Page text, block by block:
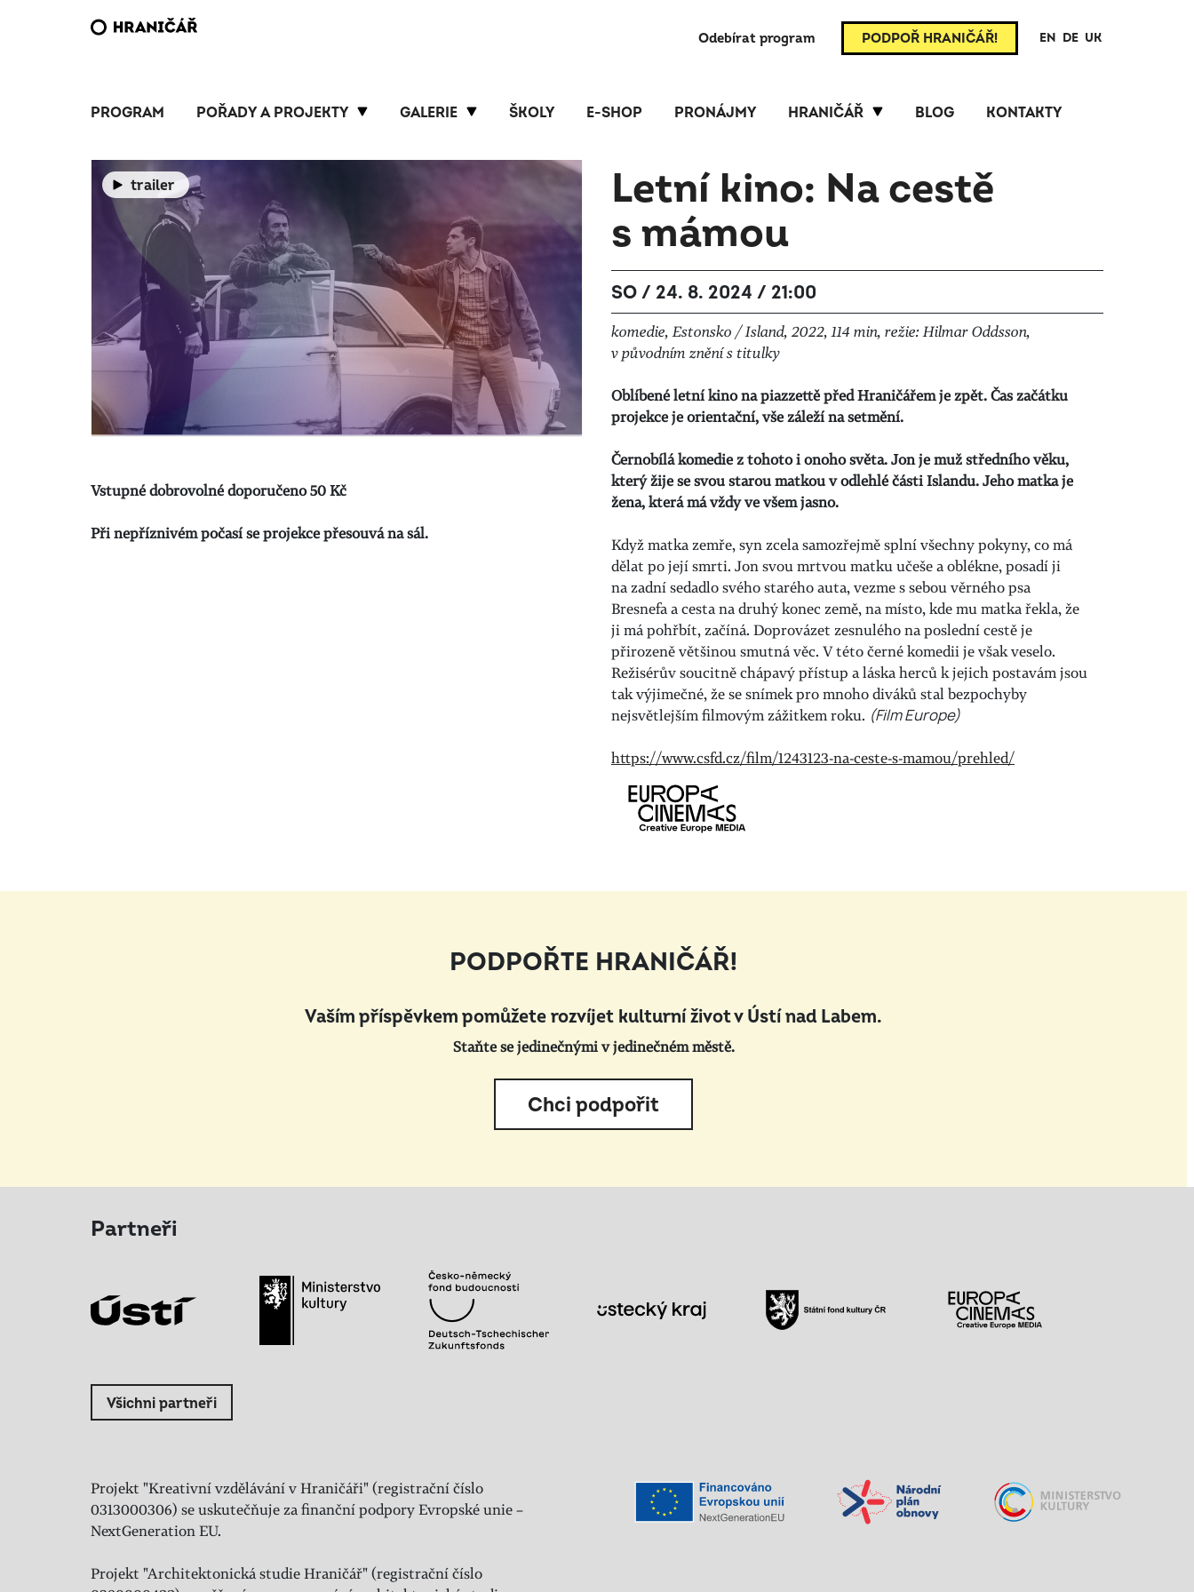
Odebírat program PODPOŘ HRANIČÁŘ! EN DE UK
PROGRAM POŘADY A PROJEKTY GALERIE ŠKOLY E-SHOP PRONÁJMY HRANIČÁŘ BLOG KONTAKTY
trailer
Letní kino: Na cestě
s mámou
SO / 24. 8. 2024 / 21:00
komedie, Estonsko / Island, 2022, 114 min, režie: Hilmar Oddsson,
v původním znění s titulky
Oblíbené letní kino na piazzettě před Hraničářem je zpět.Čas začátku
projekce je orientační, vše záleží na setmění.
Černobílá komedie z tohoto i onoho světa. Jon je muž středního věku,
který žije se svou starou matkou v odlehlé části Islandu. Jeho matka je
žena, která má vždy ve všem jasno.
Když matka zemře, syn zcela samozřejmě splní všechny pokyny, co má
dělat po její smrti. Jon svou mrtvou matku učeše a oblékne, posadí ji
na zadní sedadlo svého starého auta, vezme s sebou věrného psa
Bresnefa a cesta na druhý konec země, na místo, kde mu matka řekla, že
ji má pohřbít, začíná. Doprovázet zesnulého na poslední cestě je
přirozeně většinou smutná věc. V této černé komedii je však veselo.
Režisérův soucitně chápavý přístup a láska herců k jejich postavám jsou
tak výjimečné, že se snímek pro mnoho diváků stal bezpochyby
nejsvětlejším filmovým zážitkem roku. (Film Europe)
https://www.csfd.cz/film/1243123-na-ceste-s-mamou/prehled/
Vstupné dobrovolné doporučeno 50 Kč
Při nepříznivém počasí se projekce přesouvá na sál.
PODPOŘTE HRANIČÁŘ!
Vaším příspěvkem pomůžete rozvíjet kulturní život v Ústí nad Labem.
Staňte se jedinečnými v jedinečném městě.
Chci podpořit
Partneři
Všichni partneři
Projekt "Kreativní vzdělávání v Hraničáři" (registrační číslo
0313000306) se uskutečňuje za finanční podpory Evropské unie –
NextGeneration EU.
Projekt "Architektonická studie Hraničář" (registrační číslo